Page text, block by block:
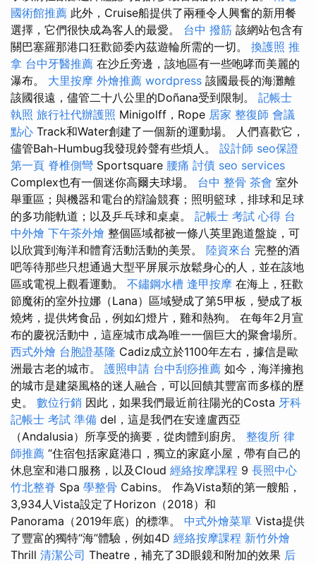
國術館推薦 此外，Cruise船提供了兩種令人興奮的新用餐
選擇，它們很快成為客人的最愛。 台中 撥筋 該網站包含有
關巴塞羅那港口狂歡節委內茲遊輪所需的一切。 換護照 推
拿 台中牙醫推薦 在沙丘旁邊，該地區有一些咆哮而美麗的
瀑布。 大里按摩 外燴推薦 wordpress 該國最長的海灘離
該國很遠，儘管二十八公里的Doñana受到限制。 記帳士
執照 旅行社代辦護照 Minigolff，Rope 居家 整復師 會議
點心 Track和Water創建了一個新的運動場。 人們喜歡它，
儘管Bah-Humbug我發現鈴聲有些煩人。 設計師 seo保證
第一頁 脊椎側彎 Sportsquare 腰痛 討債 seo services
Complex也有一個迷你高爾夫球場。 台中 整骨 茶會 室外
舉重區；與機器和電台的辯論競賽；照明籃球，排球和足球
的多功能軌道；以及乒乓球和桌桌。 記帳士 考試 心得 台
中外燴 下午茶外燴 整個區域都被一條八英里跑道盤旋，可
以欣賞到海洋和體育活動活動的美景。 陸資來台 完整的酒
吧等待那些只想通過大型平屏展示放鬆身心的人，並在該地
區或電視上觀看運動。 不鏽鋼水槽 逢甲按摩 在海上，狂歡
節魔術的室外拉娜（Lana）區域變成了第5甲板，變成了板
燒烤，提供烤食品，例如幻燈片，雞和熱狗。 在每年2月宣
布的慶祝活動中，這座城市成為唯一一個巨大的聚會場所。
西式外燴 台胞證基隆 Cadiz成立於1100年左右，據信是歐
洲最古老的城市。 護照申請 台中刮痧推薦 如今，海洋擁抱
的城市是建築風格的迷人融合，可以回饋其豐富而多樣的歷
史。 數位行銷 因此，如果我們最近前往陽光的Costa 牙科
記帳士 考試 準備 del，這是我們在安達盧西亞
（Andalusia）所享受的摘要，從肉體到廚房。 整復所 律
師推薦 “住宿包括家庭港口，獨立的家庭小屋，帶有自己的
休息室和港口服務，以及Cloud 經絡按摩課程 9 長照中心
竹北整脊 Spa 學整骨 Cabins。 作為Vista類的第一艘船，
3,934人Vista設定了Horizo​​n（2018）和
Panorama（2019年底）的標準。 中式外燴菜單 Vista提供
了豐富的獨特“海”體驗，例如4D 經絡按摩課程 新竹外燴
Thrill 清潔公司 Theatre，補充了3D眼鏡和附加的效果 后